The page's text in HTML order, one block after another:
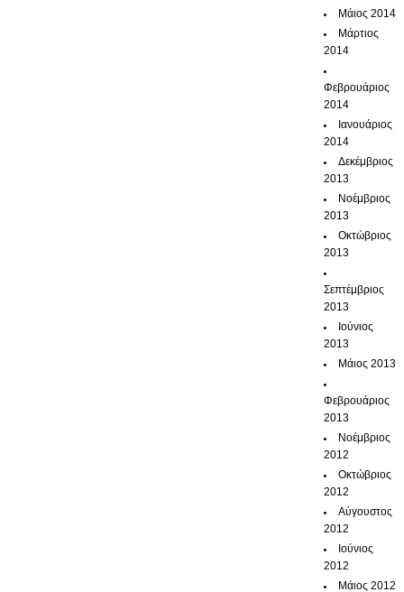
Μάιος 2014
Μάρτιος
2014
Φεβρουάριος
2014
Ιανουάριος
2014
Δεκέμβριος
2013
Νοέμβριος
2013
Οκτώβριος
2013
Σεπτέμβριος
2013
Ιούνιος
2013
Μάιος 2013
Φεβρουάριος
2013
Νοέμβριος
2012
Οκτώβριος
2012
Αύγουστος
2012
Ιούνιος
2012
Μάιος 2012